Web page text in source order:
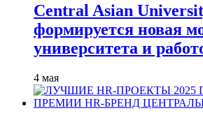
Central Asian
формируется новая
университета и
4 мая